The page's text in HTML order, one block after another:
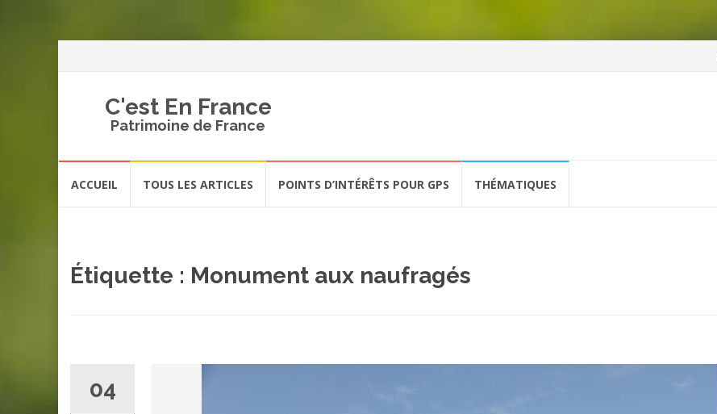
C'est En France
Patrimoine de France
ACCUEIL TOUS LES ARTICLES POINTS D’INTÉRÊTS POUR GPS THÉMATIQUES
Étiquette : Monument aux naufragés
04